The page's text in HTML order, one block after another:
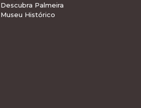
Descubra Palmeira
Museu Histórico